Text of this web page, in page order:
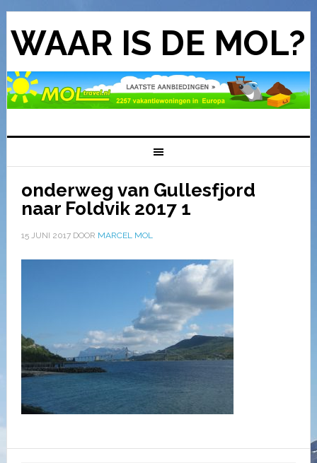
WAAR IS DE MOL?
onderweg van Gullesfjord
naar Foldvik 2017 1
15 JUNI 2017DOOR MARCEL MOL